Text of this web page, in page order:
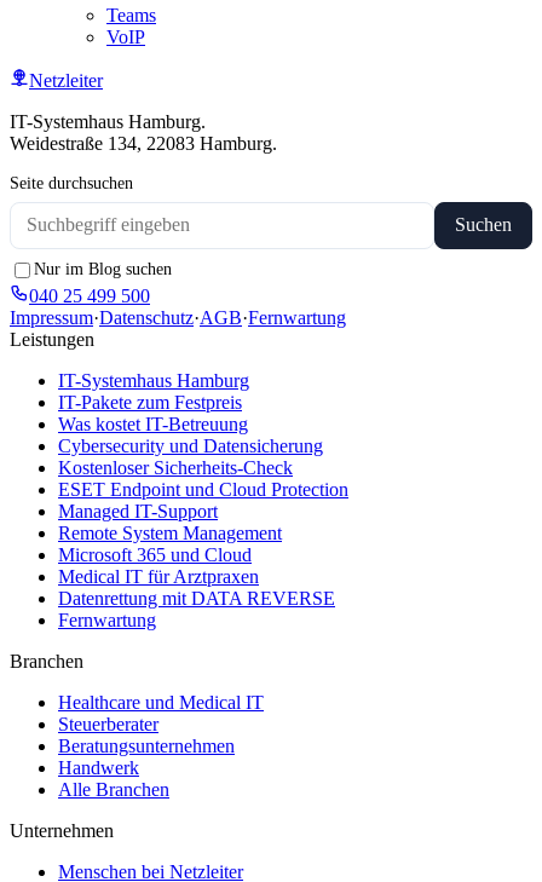
Teams
VoIP
Netzleiter
IT-Systemhaus Hamburg.
Weidestraße 134, 22083 Hamburg.
Seite durchsuchen
Suchen
Nur im Blog suchen
040 25 499 500
Impressum·Datenschutz·AGB·Fernwartung
Leistungen
IT-Systemhaus Hamburg
IT-Pakete zum Festpreis
Was kostet IT-Betreuung
Cybersecurity und Datensicherung
Kostenloser Sicherheits-Check
ESET Endpoint und Cloud Protection
Managed IT-Support
Remote System Management
Microsoft 365 und Cloud
Medical IT für Arztpraxen
Datenrettung mit DATA REVERSE
Fernwartung
Branchen
Healthcare und Medical IT
Steuerberater
Beratungsunternehmen
Handwerk
Alle Branchen
Unternehmen
Menschen bei Netzleiter